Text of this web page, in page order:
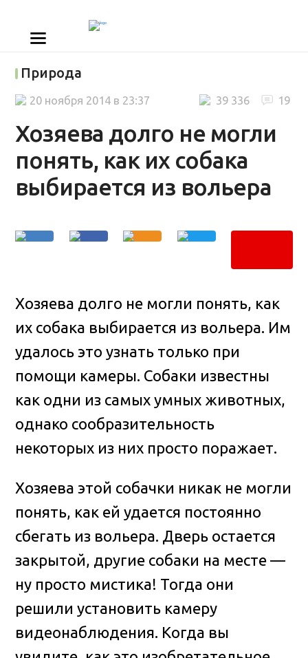
Природа
Хозяева долго не могли
понять, как их собака
выбирается из вольера
19
39 336
20 ноября 2014 в 23:37
Хозяева долго не могли понять, как
их собака выбирается из вольера. Им
удалось это узнать только при
помощи камеры. Собаки известны
как одни из самых умных животных,
однако сообразительность
некоторых из них просто поражает.
Хозяева этой собачки никак не могли
понять, как ей удается постоянно
сбегать из вольера. Дверь остается
закрытой, другие собаки на месте —
ну просто мистика! Тогда они
решили установить камеру
видеонаблюдения. Когда вы